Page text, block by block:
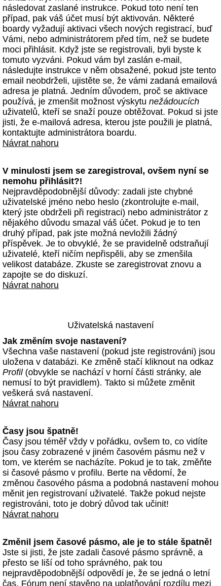
následovat zaslané instrukce. Pokud toto není ten
případ, pak váš účet musí být aktivován. Některé
boardy vyžadují aktivaci všech nových registrací, buď
Vámi, nebo administrátorem před tím, než se budete
moci přihlásit. Když jste se registrovali, byli byste k
tomuto vyzváni. Pokud vám byl zaslán e-mail,
následujte instrukce v něm obsažené, pokud jste tento
email neobdrželi, ujistěte se, že vámi zadaná emailová
adresa je platná. Jedním důvodem, proč se aktivace
používá, je zmenšit možnost výskytu nežádoucích
uživatelů, kteří se snaží pouze obtěžovat. Pokud si jste
jisti, že e-mailová adresa, kterou jste použili je platná,
kontaktujte administrátora boardu.
Návrat nahoru
V minulosti jsem se zaregistroval, ovšem nyní se
nemohu přihlásit?!
Nejpravděpodobnější důvody: zadali jste chybné
uživatelské jméno nebo heslo (zkontrolujte e-mail,
který jste obdrželi při registraci) nebo administrátor z
nějakého důvodu smazal váš účet. Pokud je to ten
druhý případ, pak jste možná nevložili žádný
příspěvek. Je to obvyklé, že se pravidelně odstraňují
uživatelé, kteří ničím nepřispěli, aby se zmenšila
velikost databáze. Zkuste se zaregistrovat znovu a
zapojte se do diskuzí.
Návrat nahoru
Uživatelská nastavení
Jak změním svoje nastavení?
Všechna vaše nastavení (pokud jste registrováni) jsou
uložena v databázi. Ke změně stačí kliknout na odkaz
Profil(obvykle se nachází v horní části stránky, ale
nemusí to být pravidlem). Takto si můžete změnit
veškerá svá nastavení.
Návrat nahoru
Časy jsou špatně!
Časy jsou téměř vždy v pořádku, ovšem to, co vidíte
jsou časy zobrazené v jiném časovém pásmu než v
tom, ve kterém se nacházíte. Pokud je to tak, změňte
si časové pásmo v profilu. Berte na vědomí, že
změnou časového pásma a podobná nastavení mohou
měnit jen registrovaní uživatelé. Takže pokud nejste
registrováni, toto je dobrý důvod tak učinit!
Návrat nahoru
Změnil jsem časové pásmo, ale je to stále špatně!
Jste si jisti, že jste zadali časové pásmo správně, a
přesto se liší od toho správného, pak tou
nejpravděpodobnější odpovědí je, že se jedná o letní
čas. Fórum není stavěno na uplatňování rozdílu mezi